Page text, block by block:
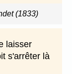
(1833)
laisser
s'arrêter là